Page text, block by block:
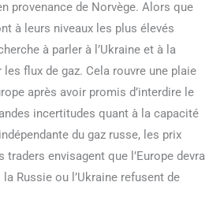
provenance de Norvège. Alors que
à leurs niveaux les plus élevés
à parler à l’Ukraine et à la
flux de gaz. Cela rouvre une plaie
après avoir promis d’interdire le
incertitudes quant à la capacité
du gaz russe, les prix
envisagent que l’Europe devra
Russie ou l’Ukraine refusent de